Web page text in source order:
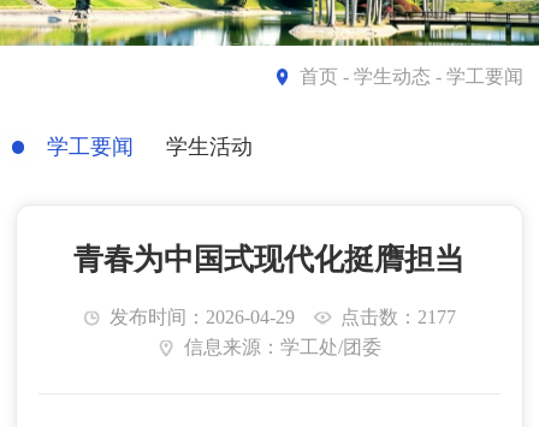
首页- 学生动态 - 学工要闻
学工要闻 学生活动
青春为中国式现代化挺膺担当
发布时间：2026-04-29
点击数：2177
信息来源：学工处/团委